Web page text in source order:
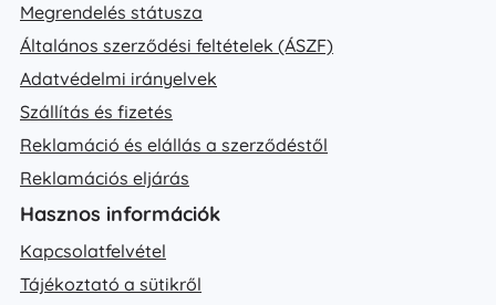
Megrendelés státusza
Általános szerződési feltételek (ÁSZF)
Adatvédelmi irányelvek
Szállítás és fizetés
Reklamáció és elállás a szerződéstől
Reklamációs eljárás
Hasznos információk
Kapcsolatfelvétel
Tájékoztató a sütikről